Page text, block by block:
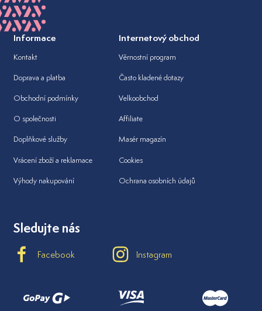
Informace
Kontakt
Doprava a platba
Obchodní podmínky
O společnosti
Doplňkové služby
Vrácení zboží a reklamace
Výhody nakupování
Internetový obchod
Věrnostní program
Často kladené dotazy
Velkoobchod
Affiliate
Masér magazín
Cookies
Ochrana osobních údajů
Sledujte nás
Facebook Instagram